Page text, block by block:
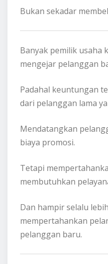
Bukan sekadar
Banyak pemilik usaha
mengejar pelanggan
Padahal keuntungan
dari pelanggan lama
Mendatangkan
biaya promosi.
Tetapi
membutuhkan
Dan hampir selalu
mempertahankan
pelanggan baru.